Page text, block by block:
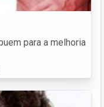
para a melhoria